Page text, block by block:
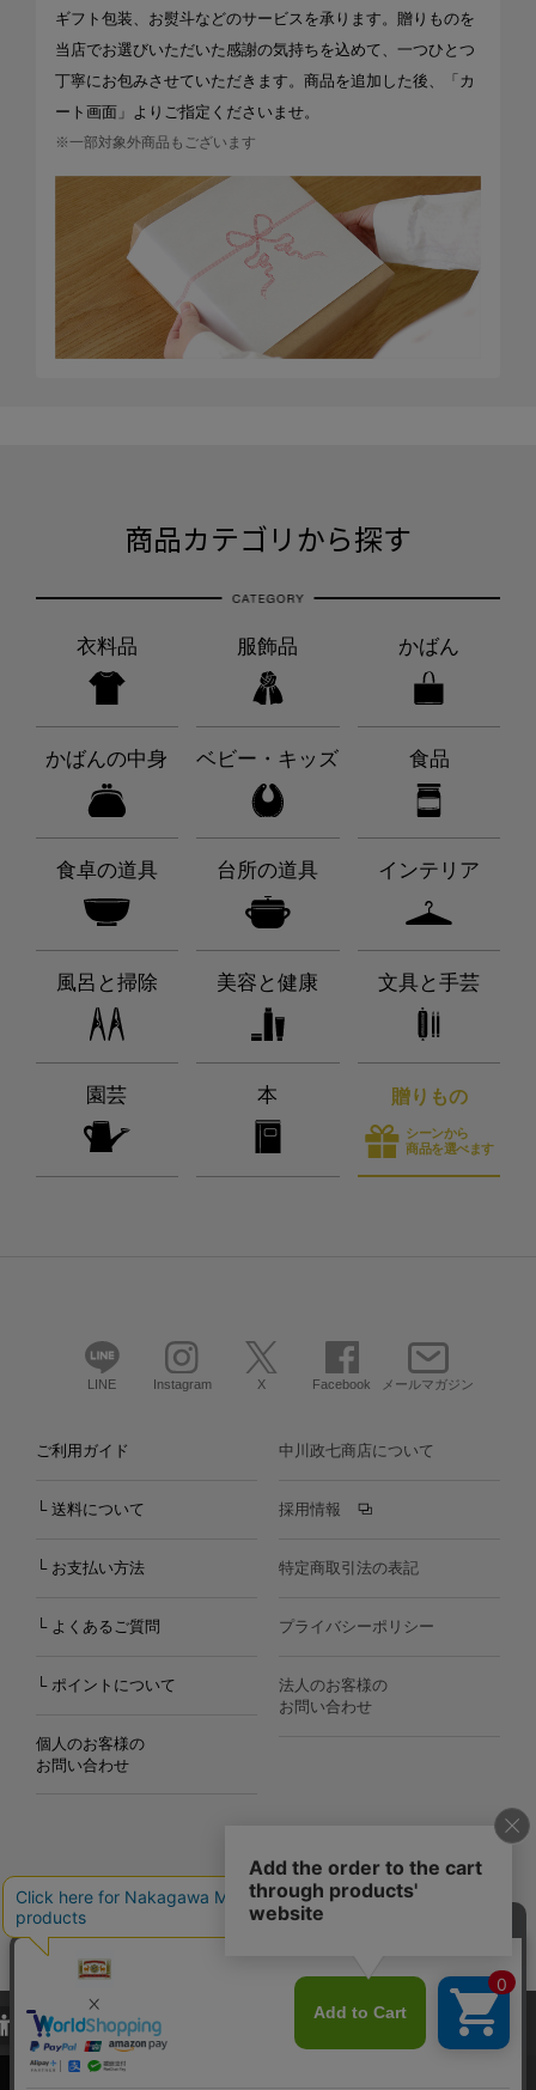
ギフト包装、お熨斗などのサービスを承ります。贈りものを
当店でお選びいただいた感謝の気持ちを込めて、一つひとつ
丁寧にお包みさせていただきます。商品を追加した後、「カ
ート画面」よりご指定くださいませ。
※一部対象外商品もございます
商品カテゴリから探す
衣料品 服飾品 かばん
かばんの中身 ベビー・キッズ 食品
食卓の道具 台所の道具 インテリア
風呂と掃除 美容と健康 文具と手芸
園芸 本 贈りもの
シーンから
商品を選べます
LINE Instagram X Facebook メールマガジン
ご利用ガイド
└ 送料について
└ お支払い方法
└ よくあるご質問
└ ポイントについて
個人のお客様の
お問い合わせ
中川政七商店について
採用情報
特定商取引法の表記
プライバシーポリシー
法人のお客様の
お問い合わせ
Copyright©2000
Nakagawa Masashichi Shoten All Rights Reserved.
当サイトでは、当サイト内における閲覧履歴・属性情報などの取得およ
び利便性向上のためにクッキー（Cookie）を使用いたします。詳細に
関しては「プライバシーポリシー